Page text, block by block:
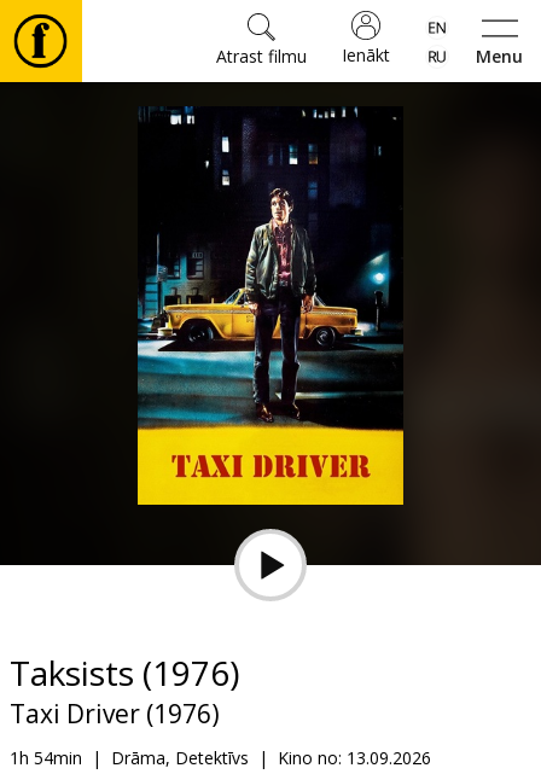
Menu
Ienākt
Atrast filmu
Pasākumi
B2B
Taksists (1976)
Taxi Driver (1976)
1h 54min | Drāma, Detektīvs | Kino no: 13.09.2026